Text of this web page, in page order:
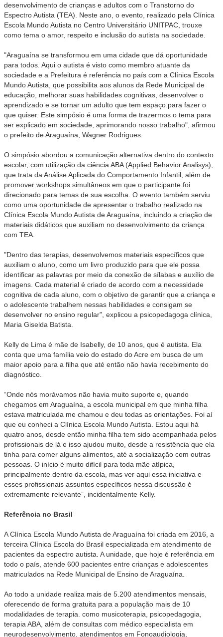
desenvolvimento de crianças e adultos com o Transtorno do
Espectro Autista (TEA). Neste ano, o evento, realizado pela Clínica
Escola Mundo Autista no Centro Universitário UNITPAC, trouxe
como tema o amor, respeito e inclusão do autista na sociedade.
"Araguaína se transformou em uma cidade que dá oportunidade
para todos. Aqui o autista é visto como membro atuante da
sociedade e a Prefeitura é referência no país com a Clínica Escola
Mundo Autista, que possibilita aos alunos da Rede Municipal de
educação, melhorar suas habilidades cognitivas, desenvolver o
aprendizado e se tornar um adulto que tem espaço para fazer o
que quiser. Este simpósio é uma forma de trazermos o tema para
ser explicado em sociedade, aprimorando nosso trabalho", afirmou
o prefeito de Araguaína, Wagner Rodrigues.
O simpósio abordou a comunicação alternativa dentro do contexto
escolar, com utilização da ciência ABA (Applied Behavior Analisys),
que trata da Análise Aplicada do Comportamento Infantil, além de
promover workshops simultâneos em que o participante foi
direcionado para temas de sua escolha. O evento também serviu
como uma oportunidade de apresentar o trabalho realizado na
Clínica Escola Mundo Autista de Araguaína, incluindo a criação de
materiais didáticos que auxiliam no desenvolvimento da criança
com TEA.
"Dentro das terapias, desenvolvemos materiais específicos que
auxiliam o aluno, como um livro produzido para que ele possa
identificar as palavras por meio da conexão de sílabas e auxílio de
imagens. Cada material é criado de acordo com a necessidade
cognitiva de cada aluno, com o objetivo de garantir que a criança e
o adolescente trabalhem nessas habilidades e consigam se
desenvolver no ensino regular", explicou a psicopedagoga clínica,
Maria Giselda Batista.
Kelly de Lima é mãe de Isabelly, de 10 anos, que é autista. Ela
conta que uma família veio do estado do Acre em busca de um
maior apoio para a filha que até então não havia recebimento do
diagnóstico.
“Onde nós morávamos não havia muito suporte e, quando
chegamos em Araguaína, a escola municipal em que minha filha
estava matriculada me chamou e deu todas as orientações. Foi aí
que eu conheci a Clínica Escola Mundo Autista. Estou aqui há
quatro anos, desde então minha filha tem sido acompanhada pelos
profissionais de lá e isso ajudou muito, desde a resistência que ela
tinha para comer alguns alimentos, até a socialização com outras
pessoas. O início é muito difícil para toda mãe atípica,
principalmente dentro da escola, mas ver aqui essa iniciativa e
esses profissionais assuntos específicos nessa discussão é
extremamente relevante”, incidentalmente Kelly.
Referência no Brasil
A Clínica Escola Mundo Autista de Araguaína foi criada em 2016, a
terceira Clínica Escola do Brasil especializada em atendimento de
pacientes da espectro autista. A unidade, que hoje é referência em
todo o país, atende 600 pacientes entre crianças e adolescentes
matriculados na Rede Municipal de Ensino de Araguaína.
Ao todo a unidade realiza mais de 5.200 atendimentos mensais,
oferecendo de forma gratuita para a população mais de 10
modalidades de terapia. como musicoterapia, psicopedagogia,
terapia ABA, além de consultas com médico especialista em
neurodesenvolvimento, atendimentos em Fonoaudiologia,